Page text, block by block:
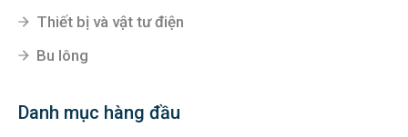
Thiết bị và vật tư điện
Bu lông
Danh mục hàng đầu